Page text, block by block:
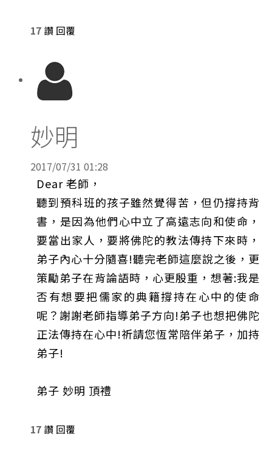
17 讚 回覆
妙明
2017/07/31 01:28
Dear 老師，
聽到預科班的孩子雖然覺得苦，但仍撐持背
書，是因為他們心中立了高遠志向和使命，
要當出家人，要將佛陀的教法傳持下來時，
弟子內心十分隨喜!聽完老師這麼說之後，更
策勵弟子在背論語時，心更殷重，想著:我是
否有想要把儒家的典籍撐持在心中的使命
呢？謝謝老師指導弟子方向!弟子也想把佛陀
正法傳持在心中!祈請您恆常陪伴弟子，加持
弟子!
弟子 妙明 頂禮
17 讚 回覆